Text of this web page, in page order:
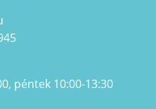
péntek 10:00-13:30